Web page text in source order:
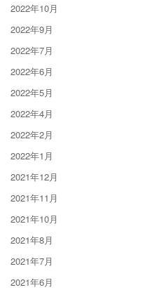
2022年10月
2022年9月
2022年7月
2022年6月
2022年5月
2022年4月
2022年2月
2022年1月
2021年12月
2021年11月
2021年10月
2021年8月
2021年7月
2021年6月